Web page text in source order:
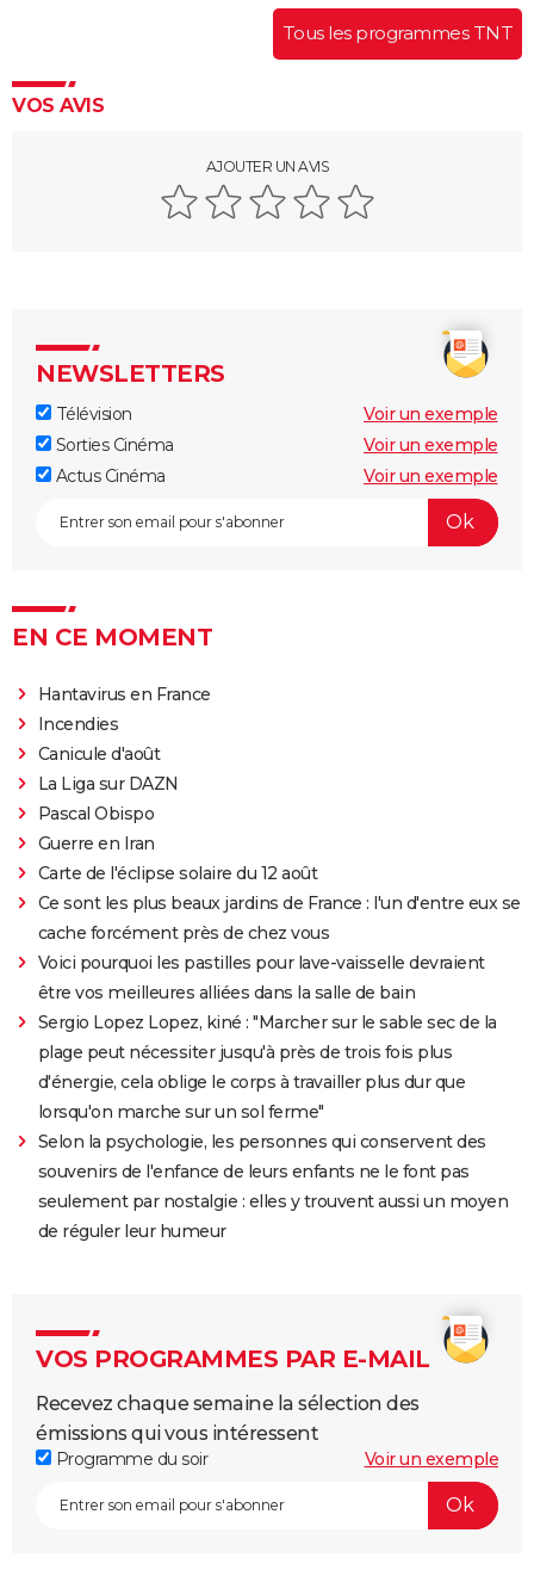
Tous les programmes TNT
VOS AVIS
AJOUTER UN AVIS
NEWSLETTERS
Télévision
Voir un exemple
Sorties Cinéma
Voir un exemple
Actus Cinéma
Voir un exemple
EN CE MOMENT
Hantavirus en France
Incendies
Canicule d'août
La Liga sur DAZN
Pascal Obispo
Guerre en Iran
Carte de l'éclipse solaire du 12 août
Ce sont les plus beaux jardins de France : l'un d'entre eux se
cache forcément près de chez vous
Voici pourquoi les pastilles pour lave-vaisselle devraient
être vos meilleures alliées dans la salle de bain
Sergio Lopez Lopez, kiné : "Marcher sur le sable sec de la
plage peut nécessiter jusqu'à près de trois fois plus
d'énergie, cela oblige le corps à travailler plus dur que
lorsqu'on marche sur un sol ferme"
Selon la psychologie, les personnes qui conservent des
souvenirs de l'enfance de leurs enfants ne le font pas
seulement par nostalgie : elles y trouvent aussi un moyen
de réguler leur humeur
VOS PROGRAMMES PAR E-MAIL
Recevez chaque semaine la sélection des
émissions qui vous intéressent
Programme du soir Voir un exemple